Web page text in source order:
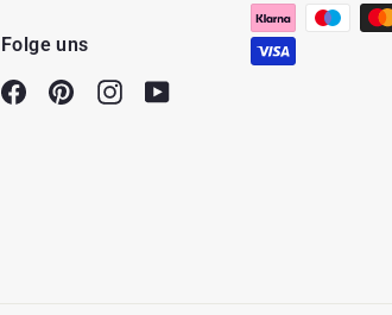
Folge uns
FacebookPinterestInstagramYouTube